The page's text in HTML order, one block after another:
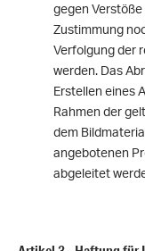
gegen
Zustimmung
Verfolgung der
werden. Das
Erstellen eines
Rahmen der
dem
angebotenen
abgeleitet